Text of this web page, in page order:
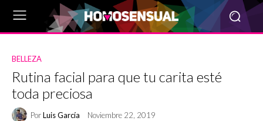
BELLEZA
Rutina facial para que tu carita esté
toda preciosa
PorLuis García Noviembre 22, 2019